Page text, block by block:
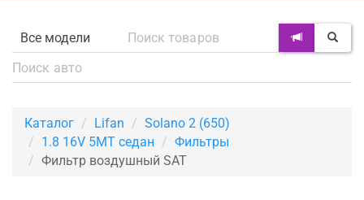
Каталог Lifan
Solano 2 (650)
1.8 16V 5MT седан
Фильтры
Фильтр воздушный SAT